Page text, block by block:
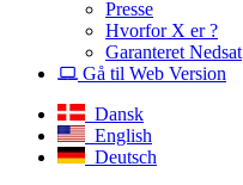
Presse
Hvorfor X er ?
Garanteret Nedsat
Gå til Web Version
Dansk
English
Deutsch